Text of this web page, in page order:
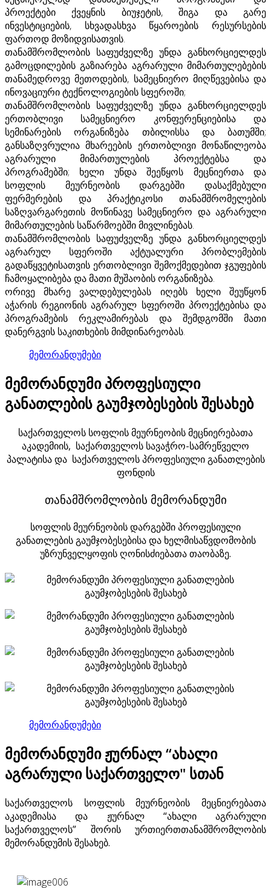
პროექტები ქვეყნის ბიუჯეტის, შიგა და გარე
ინვესტიციების, სხვადასხვა წყაროების რესურსების
ფართოდ მოზიდვისათვის.
თანამშრომლობის საფუძველზე უნდა განხორციელდეს
გამოცდილების გაზიარება აგრარული მიმართულებების
თანამედროვე მეთოდების, სამეცნიერო მიღწევებისა და
ინოვაციური ტექნოლოგიების სფეროში;
თანამშრომლობის საფუძველზე უნდა განხორციელდეს
ერთობლივი სამეცნიერო კონფერენციებისა და
სემინარების ორგანიზება თბილისსა და ბათუმში;
განსაზღვრულია მხარეების ერთობლივი მონაწილეობა
აგრარული მიმართულების პროექტებსა და
პროგრამებში; ხელი უნდა შეეწყოს მეცნიერთა და
სოფლის მეურნეობის დარგებში დასაქმებული
ფერმერების და პრაქტიკოსი თანამშრომელების
საზღვარგარეთის მოწინავე სამეცნიერო და აგრარული
მიმართულების საწარმოებში მივლინებას.
თანამშრომლობის საფუძველზე უნდა განხორციელდეს
აგრარულ სფეროში აქტუალური პრობლემების
გადაწყვეტისათვის ერთობლივი შემოქმედებით ჯგუფების
ჩამოყალიბება და მათი მუშაობის ორგანიზება.
ორივე მხარე ვალდებულებას იღებს ხელი შეუწყონ
აჭარის რეგიონის აგრარულ სფეროში პროექტებისა და
პროგრამების რეკლამირებას და შემდგომში მათი
დანერგვის საკითხების მიმდინარეობას.
მემორანდუმები
მემორანდუმი პროფესიული
განათლების გაუმჯობესების შესახებ
საქართველოს სოფლის მეურნეობის მეცნიერებათა
აკადემიის, საქართველოს სავაჭრო-სამრეწველო
პალატისა და საქართველოს პროფესიული განათლების
ფონდის
თანამშრომლობის მემორანდუმი
სოფლის მეურნეობის დარგებში პროფესიული
განათლების გაუმჯობესებისა და ხელმისაწვდომობის
უზრუნველყოფის ღონისძიებათა თაობაზე.
მემორანდუმები
მემორანდუმი ჟურნალ “ახალი
აგრარული საქართველო" სთან
საქართველოს სოფლის მეურნეობის მეცნიერებათა
აკადემიასა და ჟურნალ “ახალი აგრარული
საქართველოს” შორის ურთიერთთანამშრომლობის
მემორანდუმის შესახებ.